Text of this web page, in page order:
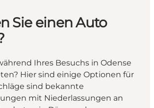
Sie einen Auto
Ihres Besuchs in Odense
Hier sind einige Optionen für
sind bekannte
mit Niederlassungen an